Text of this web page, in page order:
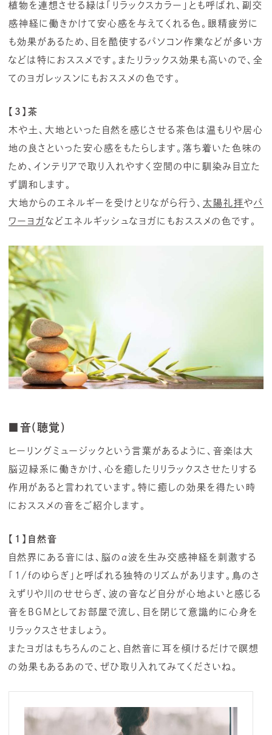
植物を連想させる緑は「リラックスカラー」とも呼ばれ、副交
感神経に働きかけて安心感を与えてくれる色。眼精疲労に
も効果があるため、目を酷使するパソコン作業などが多い方
などは特におススメです。またリラックス効果も高いので、全
てのヨガレッスンにもおススメの色です。
【3】茶
木や土、大地といった自然を感じさせる茶色は温もりや居心
地の良さといった安心感をもたらします。落ち着いた色味の
ため、インテリアで取り入れやすく空間の中に馴染み目立た
ず調和します。
大地からのエネルギーを受けとりながら行う、 太陽礼拝やパ
ワーヨガ などエネルギッシュなヨガにもおススメの色です。
■音(聴覚)
ヒーリングミュージックという言葉があるように、音楽は大
脳辺緑系に働きかけ、心を癒したりリラックスさせたりする
作用があると言われています。特に癒しの効果を得たい時
におススメの音をご紹介します。
【1】自然音
自然界にある音には、脳のα波を生み交感神経を刺激する
「1/fのゆらぎ」と呼ばれる独特のリズムがあります。鳥のさ
えずりや川のせせらぎ、波の音など自分が心地よいと感じる
音をBGMとしてお部屋で流し、目を閉じて意識的に心身を
リラックスさせましょう。
またヨガはもちろんのこと、自然音に耳を傾けるだけで瞑想
の効果もあるあので、ぜひ取り入れてみてくださいね。